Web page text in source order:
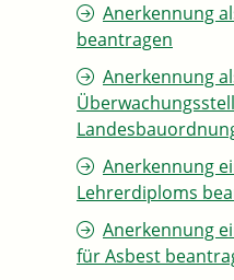
Anerkennung
beantragen
Anerkennung
Anerkennung
Lehrerdiploms
Anerkennung
für Asbest